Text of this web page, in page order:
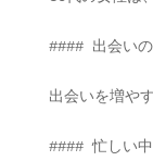
#### 出会い
出会いを増や
#### 忙しい